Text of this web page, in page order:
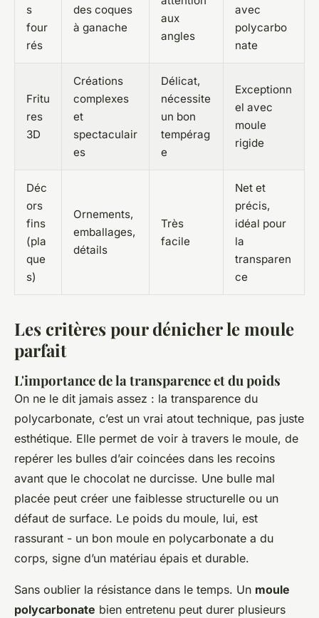
s
four
rés
des coques
à ganache
aux
angles
avec
polycarbo
nate
Fritu
res
3D
Créations
complexes
et
spectaculair
es
Délicat,
nécessite
un bon
tempérag
e
Exceptionn
el avec
moule
rigide
Déc
ors
fins
(pla
que
s)
Ornements,
emballages,
détails
Très
facile
Net et
précis,
idéal pour
la
transparen
ce
Les critères pour dénicher le moule
parfait
L'importance de la transparence et du poids
On ne le dit jamais assez : la transparence du
polycarbonate, c’est un vrai atout technique, pas juste
esthétique. Elle permet de voir à travers le moule, de
repérer les bulles d’air coincées dans les recoins
avant que le chocolat ne durcisse. Une bulle mal
placée peut créer une faiblesse structurelle ou un
défaut de surface. Le poids du moule, lui, est
rassurant - un bon moule en polycarbonate a du
corps, signe d’un matériau épais et durable.
Sans oublier la résistance dans le temps. Un moule
polycarbonate bien entretenu peut durer plusieurs